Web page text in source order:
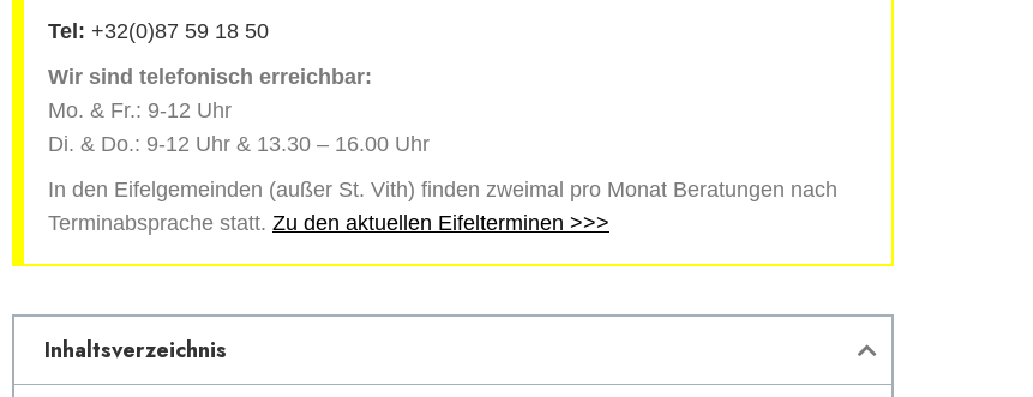
Tel: +32(0)87 59 18 50
Wir sind telefonisch erreichbar:
Mo. & Fr.: 9-12 Uhr
Di. & Do.: 9-12 Uhr & 13.30 – 16.00 Uhr
In den Eifelgemeinden (außer St. Vith) finden zweimal pro Monat Beratungen nach
Terminabsprache statt. Zu den aktuellen Eifelterminen >>>
Inhaltsverzeichnis